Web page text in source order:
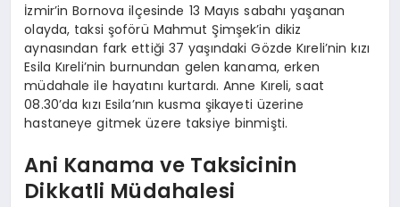
İzmir’in Bornova ilçesinde 13 Mayıs sabahı yaşanan
olayda, taksi şoförü Mahmut Şimşek’in dikiz
aynasından fark ettiği 37 yaşındaki Gözde Kıreli’nin kızı
Esila Kıreli’nin burnundan gelen kanama, erken
müdahale ile hayatını kurtardı. Anne Kıreli, saat
08.30’da kızı Esila’nın kusma şikayeti üzerine
hastaneye gitmek üzere taksiye binmişti.
Ani Kanama ve Taksicinin
Dikkatli Müdahalesi